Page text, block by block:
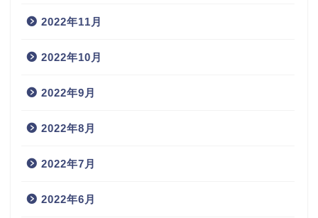
2022年11月
2022年10月
2022年9月
2022年8月
2022年7月
2022年6月